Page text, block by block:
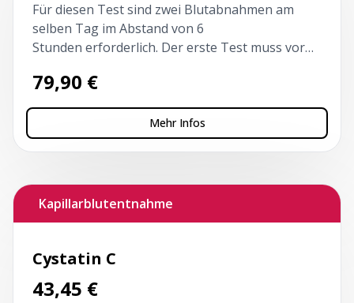
Für diesen Test sind zwei Blutabnahmen am
selben Tag im Abstand von 6
Stunden erforderlich. Der erste Test muss vor
79,90 €
Mehr Infos
Kapillarblutentnahme
Cystatin C
43,45 €